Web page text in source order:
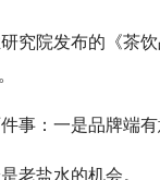
究院发布的《茶
事：一是品牌端有
老盐水的机会。